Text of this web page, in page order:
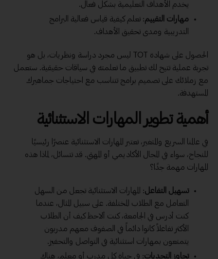
يخدم الأهداف التعليمية بشكل فعال.
مهارات التقييم: تعلم كيفية قياس فعالية البرامج
التدريبية ومدى تحقيق الأهداف.
الحصول على شهادة TOT ليس مجرد دراسة ونظريات، بل هو
تجربة عملية تتيح لك تطبيق ما تعلمته في سياقات حقيقية. ستعمل
مع زملائك على تصميم برامج تتناسب مع احتياجات جماهيرك
المستهدفة.
أهمية تطوير المهارات الاستثنائية
في عالمنا السريع والمتغير، تعتبر المهارات الاستثنائية عنصرًا رئيسيًا
للنجاح، سواء في المجال الأكاديمي أو المهني. قد تتسائل، لماذا هذه
المهارات مهمة جدًا؟
تسهيل التفاعل: المهارات الاستثنائية تجعل من السهل
التعامل مع الطلاب المختلفة. على سبيل المثال، عندما
كنت أدرس في الجامعة، كنت ألاحظ كيف أن الطلاب
الأكثر تفاعلاً كانوا دائماً في الصفوف معهم مدربون
يتمتعون بمهارات استثنائية في التواصل والتحفيز.
تجاوز التحديات: في حياة كل مدرب أو معلم، هناك